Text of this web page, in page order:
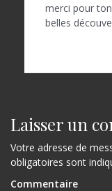
merci pour
belles
Laisser un
Votre adresse de
obligatoires sont
Commentaire